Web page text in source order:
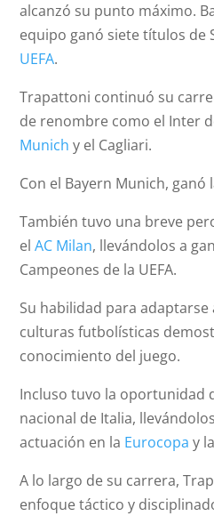
alcanzó su punto máximo.
equipo ganó siete títulos de
UEFA.
Trapattoni continuó su
de renombre como el Inter
Munich y el Cagliari.
Con el Bayern Munich, ganó
También tuvo una breve
elAC Milan, llevándolos a
Campeones de la UEFA.
Su habilidad para adaptarse
culturas futbolísticas
conocimiento del juego.
Incluso tuvo la oportunidad
nacional de Italia,
actuación en la Eurocopa y
A lo largo de su carrera,
enfoque táctico y